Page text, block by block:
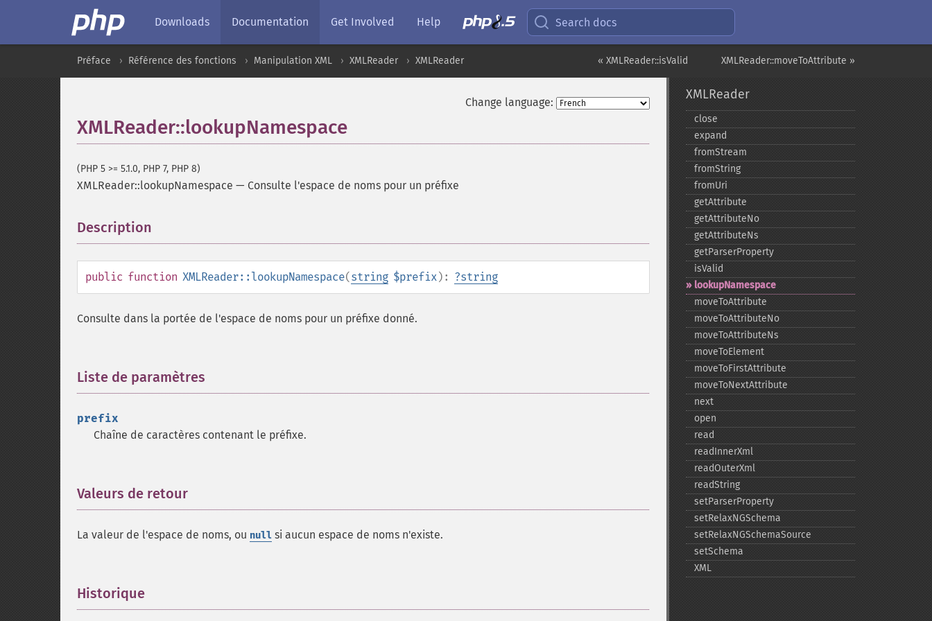
Downloads Documentation Get Involved Help Search docs
XMLReader::moveToAttribute »
« XMLReader::isValid
Préface Référence des fonctions Manipulation XML XMLReader XMLReader
Change language:
XMLReader::lookupNamespace
(PHP 5 >= 5.1.0, PHP 7, PHP 8)
XMLReader::lookupNamespace — Consulte l'espace de noms pour un préfixe
Description
public function XMLReader::lookupNamespace(string $prefix): ?string
Consulte dans la portée de l'espace de noms pour un préfixe donné.
Liste de paramètres
prefix
Chaîne de caractères contenant le préfixe.
Valeurs de retour
La valeur de l'espace de noms, ou null si aucun espace de noms n'existe.
Historique
XMLReader
close
expand
fromStream
fromString
fromUri
getAttribute
getAttributeNo
getAttributeNs
getParserProperty
isValid
lookupNamespace
moveToAttribute
moveToAttributeNo
moveToAttributeNs
moveToElement
moveToFirstAttribute
moveToNextAttribute
next
open
read
readInnerXml
readOuterXml
readString
setParserProperty
setRelaxNGSchema
setRelaxNGSchemaSource
setSchema
XML